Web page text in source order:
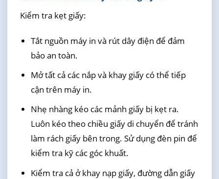
Kiểm tra kẹt giấy:
Tắt nguồn máy in và rút dây điện để đảm
bảo an toàn.
Mở tất cả các nắp và khay giấy có thể tiếp
cận trên máy in.
Nhẹ nhàng kéo các mảnh giấy bị kẹt ra.
Luôn kéo theo chiều giấy di chuyển để tránh
làm rách giấy bên trong. Sử dụng đèn pin để
kiểm tra kỹ các góc khuất.
Kiểm tra cả ở khay nạp giấy, đường dẫn giấy